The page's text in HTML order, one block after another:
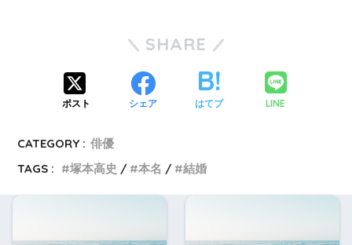
SHARE
ポスト シェア はてブ LINE
CATEGORY : 俳優
TAGS :
塚本高史 本名 結婚